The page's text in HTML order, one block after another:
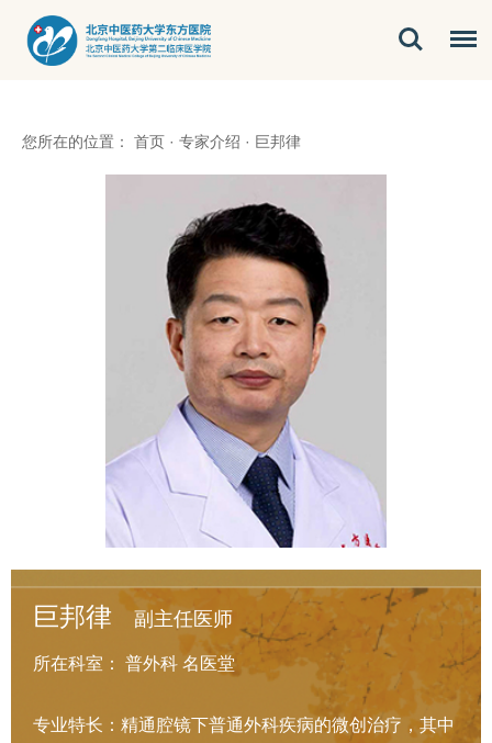
您所在的位置： 首页 · 专家介绍 · 巨邦律
巨邦律 副主任医师
所在科室： 普外科 名医堂
专业特长：精通腔镜下普通外科疾病的微创治疗，其中